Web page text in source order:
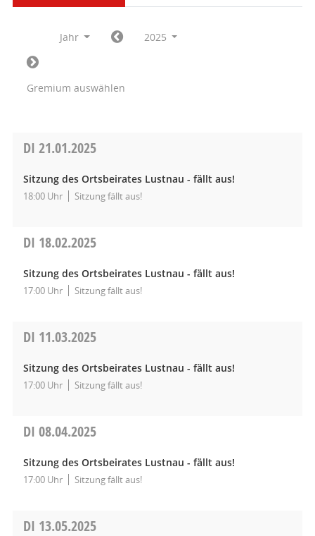
Jahr 2025
Gremium auswählen
DI 21.01.2025
Sitzung des Ortsbeirates Lustnau - fällt aus!
18:00 Uhr Sitzung fällt aus!
DI 18.02.2025
Sitzung des Ortsbeirates Lustnau - fällt aus!
17:00 Uhr Sitzung fällt aus!
DI 11.03.2025
Sitzung des Ortsbeirates Lustnau - fällt aus!
17:00 Uhr Sitzung fällt aus!
DI 08.04.2025
Sitzung des Ortsbeirates Lustnau - fällt aus!
17:00 Uhr Sitzung fällt aus!
DI 13.05.2025